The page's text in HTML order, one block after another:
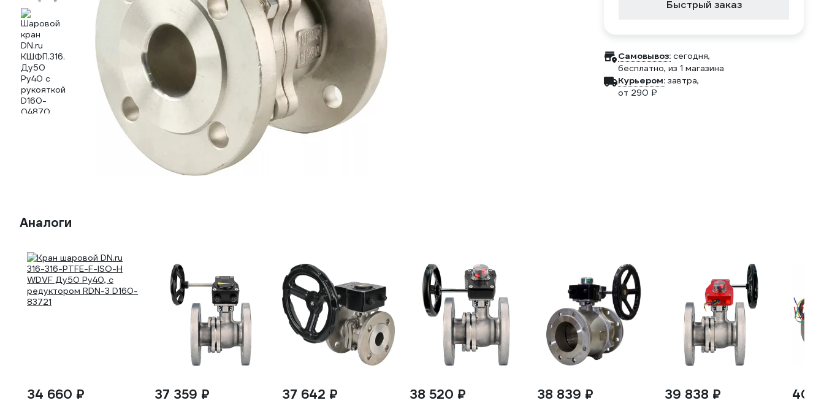
Быстрый заказ
Самовывоз: сегодня,
бесплатно, из 1 магазина
Курьером: завтра,
от 290 ₽
Аналоги
34 660 ₽ 37 359 ₽ 37 642 ₽ 38 520 ₽ 38 839 ₽ 39 838 ₽ 40